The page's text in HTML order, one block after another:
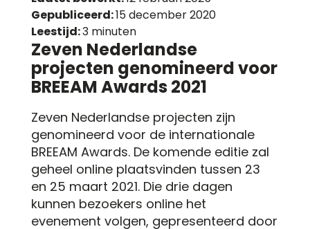
Gepubliceerd:15 december 2020
Leestijd:3 minuten
Zeven Nederlandse
projecten genomineerd voor
BREEAM Awards 2021
Zeven Nederlandse projecten zijn
genomineerd voor de internationale
BREEAM Awards. De komende editie zal
geheel online plaatsvinden tussen 23
en 25 maart 2021. Die drie dagen
kunnen bezoekers online het
evenement volgen, gepresenteerd door